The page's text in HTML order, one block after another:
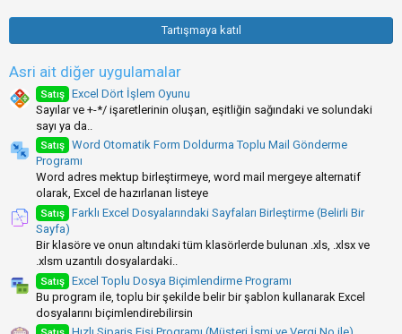
ı
Tartışmaya katıl
Asri ait diğer uygulamalar
Satış Excel Dört İşlem Oyunu
Sayılar ve +-*/ işaretlerinin oluşan, eşitliğin sağındaki ve solundaki
sayı ya da..
Satış Word Otomatik Form Doldurma Toplu Mail Gönderme
Programı
Word adres mektup birleştirmeye, word mail mergeye alternatif
olarak, Excel de hazırlanan listeye
Satış Farklı Excel Dosyalarındaki Sayfaları Birleştirme (Belirli Bir
Sayfa)
Bir klasöre ve onun altındaki tüm klasörlerde bulunan .xls, .xlsx ve
.xlsm uzantılı dosyalardaki..
Satış Excel Toplu Dosya Biçimlendirme Programı
Bu program ile, toplu bir şekilde belir bir şablon kullanarak Excel
dosyalarını biçimlendirebilirsin